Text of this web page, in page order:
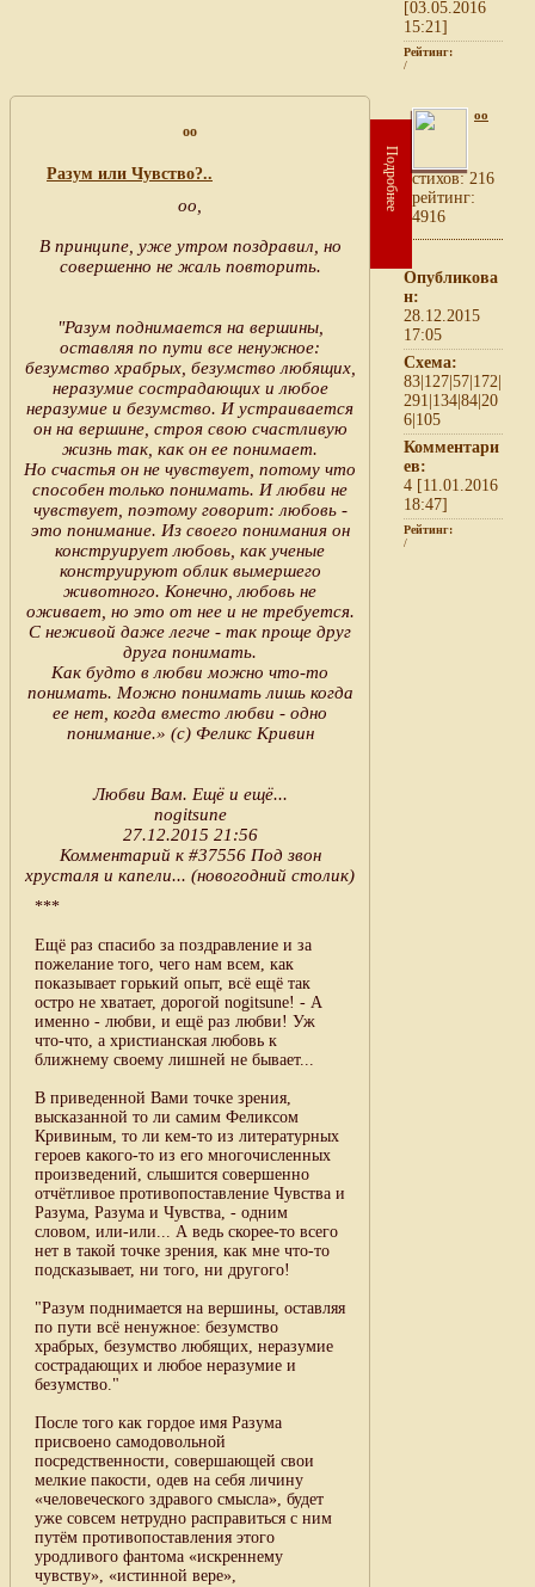
[03.05.2016
15:21]
Рейтинг:
/
oo
Разум или Чувство?..
оо,
В принципе, уже утром поздравил, но
совершенно не жаль повторить.
"Разум поднимается на вершины,
оставляя по пути все ненужное:
безумство храбрых, безумство любящих,
неразумие сострадающих и любое
неразумие и безумство. И устраивается
он на вершине, строя свою счастливую
жизнь так, как он ее понимает.
Но счастья он не чувствует, потому что
способен только понимать. И любви не
чувствует, поэтому говорит: любовь -
это понимание. Из своего понимания он
конструирует любовь, как ученые
конструируют облик вымершего
животного. Конечно, любовь не
оживает, но это от нее и не требуется.
С неживой даже легче - так проще друг
друга понимать.
Как будто в любви можно что-то
понимать. Можно понимать лишь когда
ее нет, когда вместо любви - одно
понимание.» (с) Феликс Кривин
Любви Вам. Ещё и ещё...
nogitsune
27.12.2015 21:56
Комментарий к #37556 Под звон
хрусталя и капели... (новогодний столик)
***
Ещё раз спасибо за поздравление и за
пожелание того, чего нам всем, как
показывает горький опыт, всё ещё так
остро не хватает, дорогой nogitsune! - А
именно - любви, и ещё раз любви! Уж
что-что, а христианская любовь к
ближнему своему лишней не бывает...
В приведенной Вами точке зрения,
высказанной то ли самим Феликсом
Кривиным, то ли кем-то из литературных
героев какого-то из его многочисленных
произведений, слышится совершенно
отчётливое противопоставление Чувства и
Разума, Разума и Чувства, - одним
словом, или-или... А ведь скорее-то всего
нет в такой точке зрения, как мне что-то
подсказывает, ни того, ни другого!
"Разум поднимается на вершины, оставляя
по пути всё ненужное: безумство
храбрых, безумство любящих, неразумие
сострадающих и любое неразумие и
безумство."
После того как гордое имя Разума
присвоено самодовольной
посредственности, совершающей свои
мелкие пакости, одев на себя личину
«человеческого здравого смысла», будет
уже совсем нетрудно расправиться с ним
путём противопоставления этого
уродливого фантома «искреннему
чувству», «истинной вере»,
Подробнее
oo
cтихов: 216
рейтинг:
4916
Опубликова
н:
28.12.2015
17:05
Схема:
83|127|57|172|
291|134|84|20
6|105
Комментари
ев:
4 [11.01.2016
18:47]
Рейтинг:
/